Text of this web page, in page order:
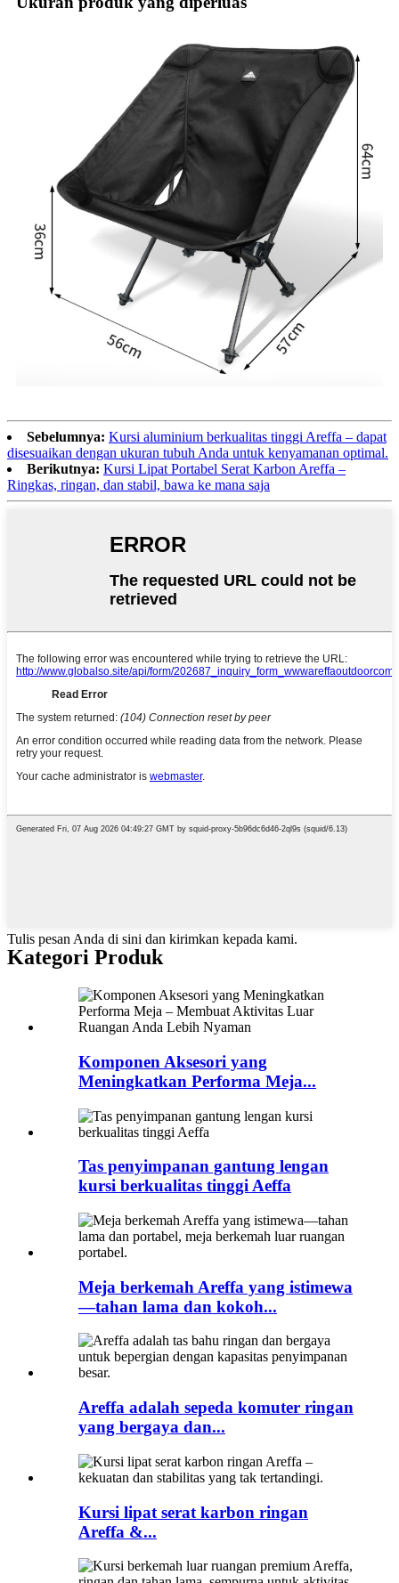
Sebelumnya: Kursi aluminium berkualitas tinggi Areffa – dapat
disesuaikan dengan ukuran tubuh Anda untuk kenyamanan optimal.
Berikutnya: Kursi Lipat Portabel Serat Karbon Areffa –
Ringkas, ringan, dan stabil, bawa ke mana saja
Tulis pesan Anda di sini dan kirimkan kepada kami.
Kategori Produk
Komponen Aksesori yang
Meningkatkan Performa Meja...
Tas penyimpanan gantung lengan
kursi berkualitas tinggi Aeffa
Meja berkemah Areffa yang istimewa
—tahan lama dan kokoh...
Areffa adalah sepeda komuter ringan
yang bergaya dan...
Kursi lipat serat karbon ringan
Areffa &...